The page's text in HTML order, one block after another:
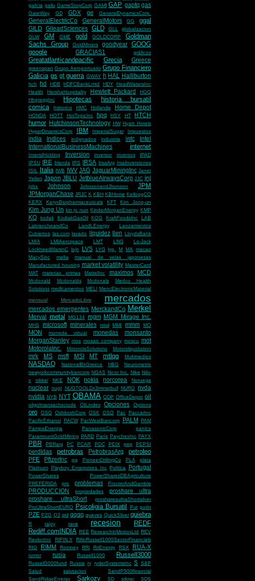
galicia gallu GameStopCorp GAMI GAP gaptq gas
GateWay GD GDX ge GeneralDynamicsCorp.
GeneralElectricCo GeneralMotors GG ggal
GILD GileadSciences GLD GLL
globalizacion
GLW
GM GME gold GOLDCORP
Goldman
Sachs Group
GoldMiners goodyear
GOOG
google
GRACIAS1 gráficos
Greatatlanticandpacific Grecia Greece
greenspan Grupo Aeroportuario Grupo Financiero
Galicia gs gt guerra GWAY h HAL Halliburton
hch hd HDB HDFCBankLmtd HDY
HeadWatersInc
Health
HershaHospitality Hewlett Packard
HGG
HhgreggInc
Hipotecas
historia bursatil
comica
historico HMC Hollande Home Depot
HONDA HOTT HotTopicInc hpq HSY HT HTCH
humor HutchinsonTechnology HW Hyatt Hotels
HyperDinamicsCorp
IBM ImperialSugar Impuestos
india indices indignados industria intc
intel
InternationalBusinessMachines
internet
IntersilHolding Inversion inversor inversos
IPAD
IPSU
IRE Irlanda IRS IRSA IrsaArg
IrsaInversiones
ISIL
Italia IWB IWV JAG JaguarMiningInc Janet
Yellen Japon JBLU JetblueAirwaysCorp JJC jnj
jobs Johnson JohnsonandJhonson JPM
JPMorganChase JRJC K KBH KBHome KelloggCO
KERX
KeryxBiopharmaceuticals KFT Kim Jong-un
Kim Jung Un kin jo nun KinderMorganEnergy KMP
KO kodak KodiakGasOil KOG KraftFoodsInc
LAB
LabrancheandCo
LandLEnergy
Lanzamientos
Cubiertos
las.com lavado liquidez llen
LloydsBank
LMIA
LMIAerospace LMT LNG
Lo-Jack
LockheedMartinC
lojn LVS LYG lyg. M MA macao
MacySinc
mafia
manual de velas japonesas
Manufactured housing market volatility MasterCard
MAT
materias primas MattelInc maximos MCD
Mcdonald Mcdonalds Mcdonals
Medco Health
Solutions medicamentos MELI MencElectronicMaterial
mensual MercadoLibre mercados
mercados emergentes MerckandCo Merkel
Merval metal MG134 mgm MGM Mirage Inc.
MHS microsoft minerales misil MMI mmm MO
MON moneda virtual monedas
monsanto
MorganStanley mos mosaic company moscu mot
MotorolaInc.
MotorolaSolutions Motorsliquidation
mrk MS msft MSI MT mtlqq Multimedios
NASDAQ NationalBkGreece NBG
Neurometrix
newyorkcommunitybancorp NGAS Nicor Inc. Nike Niki-
x
nikkei NKE NOK nokia norcorea Noruega
nuclear nugt NUGTGOLDx3minerbull NURO nvda
nvidia NYB NYT OBAMA ODP OfficeDepot oil
oilgolmansachscrude OILindex Opciones Options
oro OSG OshkoshCorp OSK OSO Pac
PaccarInc
PacificEthanol
PACW PacWestBancorp PALM
PAM
PampaEnergia
PanasonicCorp
panico
ParamountGoldMining PARD París PaychexInc PAYX
PBR PBRarg PC PCAR PDC PEIX pep PEPSI
perdidas petrobras PetrobrasArg petroleo
PFE PfizerInc pg PioneerDrillingCo PLA
plata
Platinum
Playboy Enterprises Inc Politica Portugal
PowerShares
PowerSharesDBAgriculture
PREFERIDA
pro problemas ProcterAndGamble
PRODUCCION propiedades
proshare ultra
proshare ultraShort
prosharesultraShortsilver
ProUltraShortEURO
Psicoligia Bursatil Put putin
PZE PZG Q3 qid qqqq queves QuickSilver quiebra
R rajoy rava recesion
REDF
Rediff.comINDIA REE ResearchinMotionLtd
REV
RevlonInc
RIFIN.X
RifinRussell1000SectorFinancials
RIG
RIMM Romney RRi RriEnergy RSX RUA-X
rumor rusia Russell1000 Russell3000
Russell3000fund Russia ry ryderSystemsInc S S&P
Salud
salutacion
SandP500financial
SandRidgeEnergy
Sarkozy SD sdow; SDS